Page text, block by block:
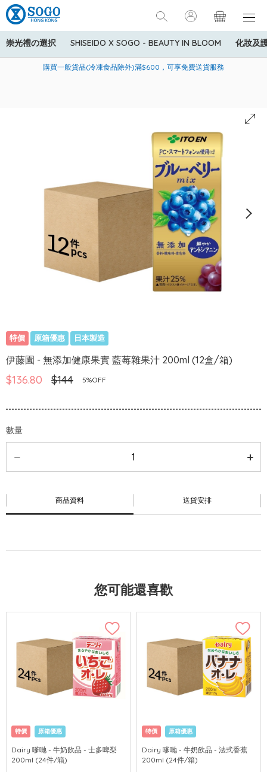
崇光禮の選択 SHISEIDO X SOGO - BEAUTY IN BLOOM 化妝及
美國運通Explorer®信用卡會員購物禮遇：高達5%簽賬回贈！
購買一般貨品(冷凍食品除外)滿$600，可享免費送貨服務
寄送中國內地服務只適用於指定商品，若訂單金額少於HK$600(折
特價 原箱優惠 日本製造
伊藤園 - 無添加健康果實 藍莓雜果汁 200ml (12盒/箱)
$136.80 $144 5%OFF
數量
商品資料 送貨安排
您可能還喜歡
特價 原箱優惠
Dairy 嗲哋 - 牛奶飲品 - 士多啤梨
200ml (24件/箱)
特價 原箱優惠
Dairy 嗲哋 - 牛奶飲品 - 法式香蕉
200ml (24件/箱)